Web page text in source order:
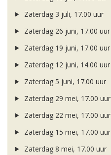
Zaterdag 3 juli, 17.00 uur
Zaterdag 26 juni, 17.00 uur
Zaterdag 19 juni, 17.00 uur
Zaterdag 12 juni, 14.00 uur
Zaterdag 5 juni, 17.00 uur
Zaterdag 29 mei, 17.00 uur
Zaterdag 22 mei, 17.00 uur
Zaterdag 15 mei, 17.00 uur
Zaterdag 8 mei, 17.00 uur